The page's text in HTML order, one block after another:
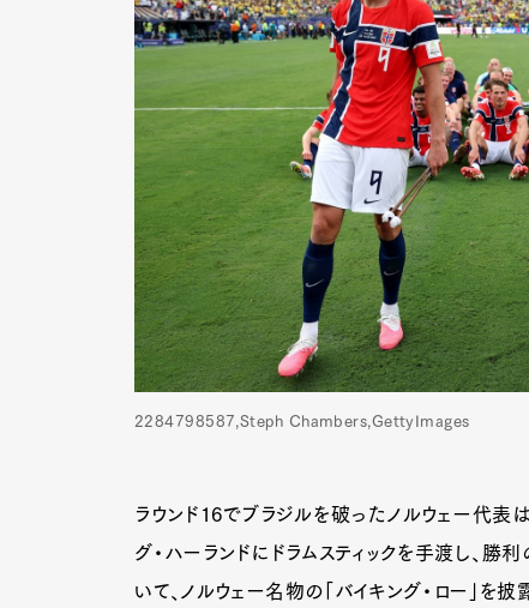
2284798587,Steph Chambers,GettyImages
ラウンド16でブラジルを破ったノルウェー代表
グ・ハーランドにドラムスティックを手渡し、
いて、ノルウェー名物の「バイキング・ロー」を